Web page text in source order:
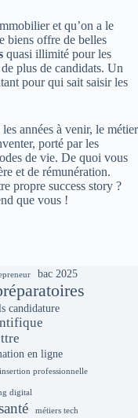
et qu’on a le
biens offre de belles
quasi illimité pour les
plus de candidats. Un
pour qui sait saisir les
années à venir, le métier
porté par les
de vie. De quoi vous
et de rémunération.
propre success story ?
que vous !
bac 2025
candidature
en ligne
insertion professionnelle
digital
métiers tech